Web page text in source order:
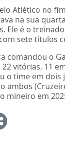
Atlético no
na sua
Ele é o
sete títulos
comandou o
vitórias, 11
o time em dois
ambos
mineiro em